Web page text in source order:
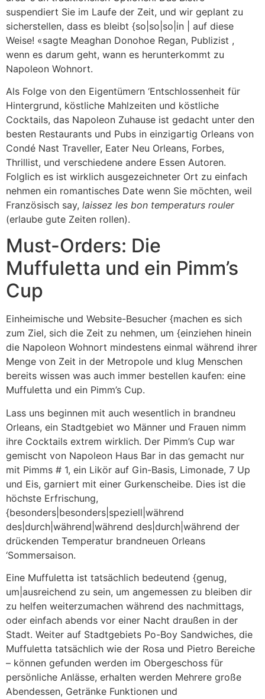
suspendiert Sie im Laufe der Zeit, und wir geplant zu
sicherstellen, dass es bleibt {so|so|so|in | auf diese
Weise! «sagte Meaghan Donohoe Regan, Publizist ,
wenn es darum geht, wann es herunterkommt zu
Napoleon Wohnort.
Als Folge von den Eigentümern ‘Entschlossenheit für
Hintergrund, köstliche Mahlzeiten und köstliche
Cocktails, das Napoleon Zuhause ist gedacht unter den
besten Restaurants und Pubs in einzigartig Orleans von
Condé Nast Traveller, Eater Neu Orleans, Forbes,
Thrillist, und verschiedene andere Essen Autoren.
Folglich es ist wirklich ausgezeichneter Ort zu einfach
nehmen ein romantisches Date wenn Sie möchten, weil
Französisch say, laissez les bon temperaturs rouler
(erlaube gute Zeiten rollen).
Must-Orders: Die
Muffuletta und ein Pimm’s
Cup
Einheimische und Website-Besucher {machen es sich
zum Ziel, sich die Zeit zu nehmen, um {einziehen hinein
die Napoleon Wohnort mindestens einmal während ihrer
Menge von Zeit in der Metropole und klug Menschen
bereits wissen was auch immer bestellen kaufen: eine
Muffuletta und ein Pimm’s Cup.
Lass uns beginnen mit auch wesentlich in brandneu
Orleans, ein Stadtgebiet wo Männer und Frauen nimm
ihre Cocktails extrem wirklich. Der Pimm’s Cup war
gemischt von Napoleon Haus Bar in das gemacht nur
mit Pimms # 1, ein Likör auf Gin-Basis, Limonade, 7 Up
und Eis, garniert mit einer Gurkenscheibe. Dies ist die
höchste Erfrischung,
{besonders|besonders|speziell|während
des|durch|während|während des|durch|während der
drückenden Temperatur brandneuen Orleans
‘Sommersaison.
Eine Muffuletta ist tatsächlich bedeutend {genug,
um|ausreichend zu sein, um angemessen zu bleiben dir
zu helfen weiterzumachen während des nachmittags,
oder einfach abends vor einer Nacht draußen in der
Stadt. Weiter auf Stadtgebiets Po-Boy Sandwiches, die
Muffuletta tatsächlich wie der Rosa und Pietro Bereiche
– können gefunden werden im Obergeschoss für
persönliche Anlässe, erhalten werden Mehrere große
Abendessen, Getränke Funktionen und